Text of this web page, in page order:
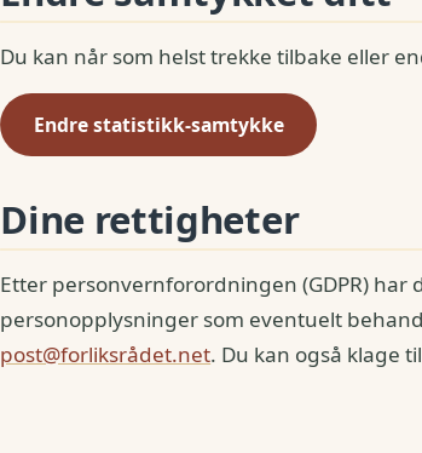
Du kan når som helst trekke tilbake eller
Endre statistikk-samtykke
Dine rettigheter
Etter personvernforordningen (GDPR)
personopplysninger som eventuelt
post@forliksrådet.net. Du kan også klage til